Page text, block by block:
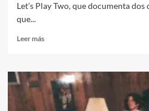
Let’s Play Two, que documenta
que...
Leer másLeer
Let’s
Play
Two,